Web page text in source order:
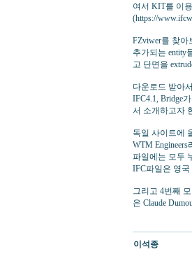
여서 KIT를 이
(https://
FZviwer를 찾아
추가되는 entity
고 단면을
다운로드 받아
IFC4.1, Bridge
서 소개하고자
독일 사이트에
WTM
파일에는 모두
IFC파일은 영
그리고 4번째
은 Claude
이석종